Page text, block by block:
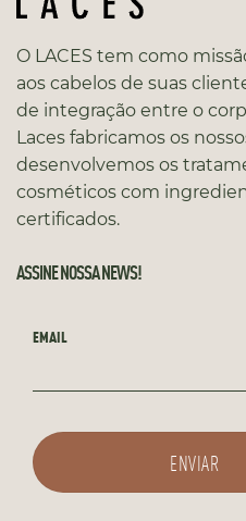
O LACES tem como
aos cabelos de suas
de integração entre o
Laces fabricamos os
desenvolvemos os
cosméticos com
certificados.
ASSINE NOSSA NEWS!
EMAIL